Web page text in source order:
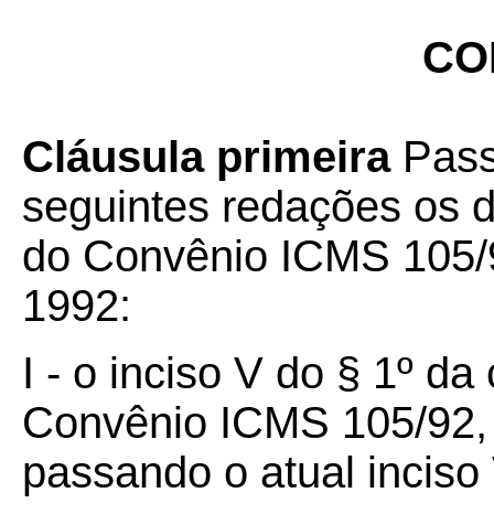
Cláusula primeira
seguintes redações os
do Convênio ICMS
1992:
I - o inciso V do § 1º
Convênio ICMS 105/
passando o atual